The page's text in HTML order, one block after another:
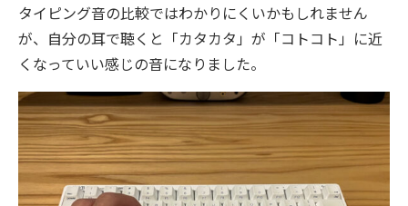
タイピング音の比較ではわかりにくいかもしれません
が、自分の耳で聴くと「カタカタ」が「コトコト」に近
くなっていい感じの音になりました。